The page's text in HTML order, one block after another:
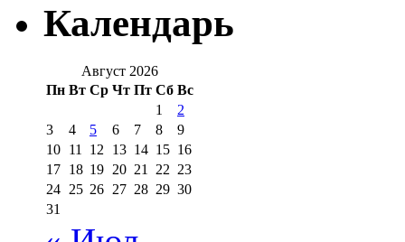
Календарь
Август 2026
Пн Вт Ср Чт Пт Сб Вс
1
2
3
4 5 6 7 8
9
10 11 12 13 14 15 16
17 18 19 20 21 22 23
24 25 26 27 28 29 30
31